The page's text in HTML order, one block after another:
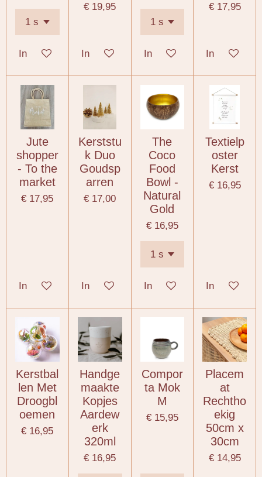
In winkelwagen
€ 19,95
In winkelwagenIn winkelwagen
€ 17,95
In
Jute
shopper
- To the
market
€ 17,95
In winkelwagen
Kerststu
k Duo
Goudsp
arren
€ 17,00
In winkelwagen
The
Coco
Food
Bowl -
Natural
Gold
€ 16,95
In winkelwagen
Textielp
oster
Kerst
€ 16,95
In
Kerstbal
len Met
Droogbl
oemen
€ 16,95
Handge
maakte
Kopjes
Aardew
erk
320ml
€ 16,95
Compor
ta Mok
M
€ 15,95
Placem
at
Rechtho
ekig
50cm x
30cm
€ 14,95